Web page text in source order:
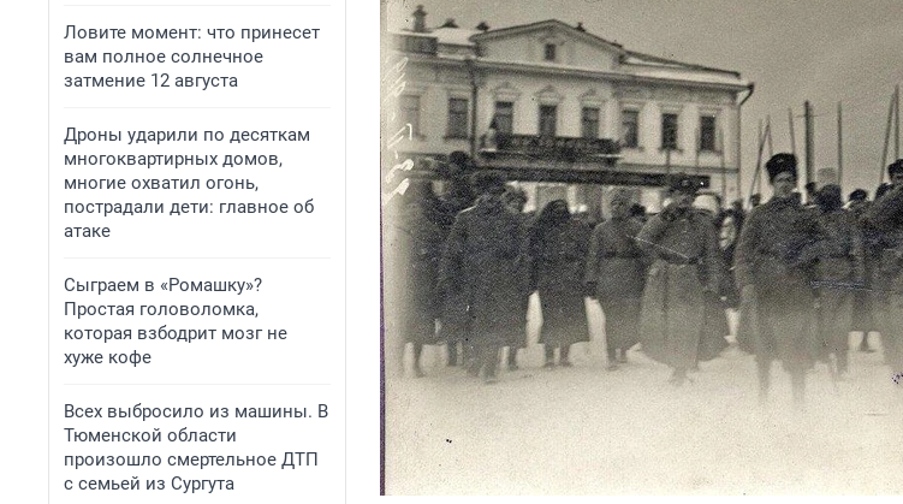
Ловите момент: что принесет
вам полное солнечное
затмение 12 августа
Дроны ударили по десяткам
многоквартирных домов,
многие охватил огонь,
пострадали дети: главное об
атаке
Сыграем в «Ромашку»?
Простая головоломка,
которая взбодрит мозг не
хуже кофе
Всех выбросило из машины. В
Тюменской области
произошло смертельное ДТП
с семьей из Сургута